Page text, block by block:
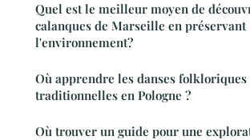
Quel est le meilleur moyen de
calanques de Marseille en préservant
l'environnement?
Où apprendre les danses folkloriques
traditionnelles en Pologne ?
Où trouver un guide pour une